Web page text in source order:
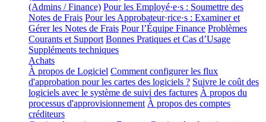
(Admins / Finance) Pour les Employé·e·s : Soumettre des
Notes de Frais Pour les Approbateur·rice·s : Examiner et
Gérer les Notes de Frais Pour l’Équipe Finance Problèmes
Courants et Support Bonnes Pratiques et Cas d’Usage
Suppléments techniques
Achats
À propos de Logiciel Comment configurer les flux
d'approbation pour les cartes des logiciels ? Suivre le coût des
logiciels avec le système de suivi des factures À propos du
processus d'approvisionnement À propos des comptes
créditeurs